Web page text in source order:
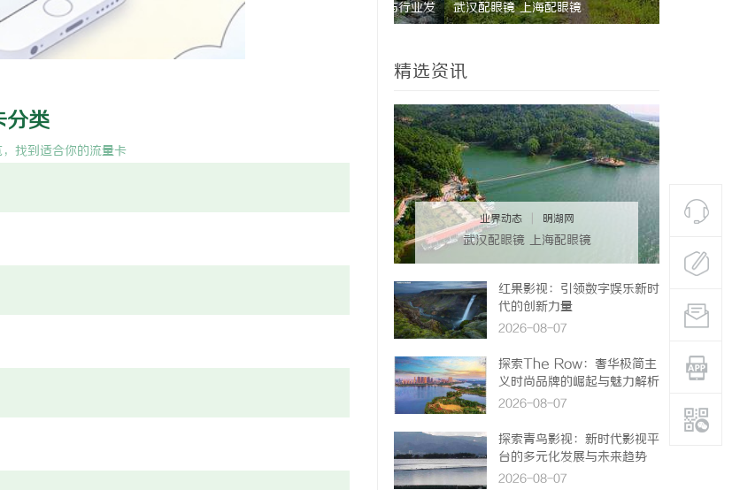
分类
找到适合你的流量卡
科技创新发展的先锋 保定橡胶输送带生产厂家全方位解析与行业发 武汉配眼镜 上海配眼镜
精选资讯
业界动态 明湖网
武汉配眼镜 上海配眼镜
红果影视：引领数字娱乐新时
代的创新力量
2026-08-07
探索The Row：奢华极简主
义时尚品牌的崛起与魅力解析
2026-08-07
探索青鸟影视：新时代影视平
台的多元化发展与未来趋势
2026-08-07